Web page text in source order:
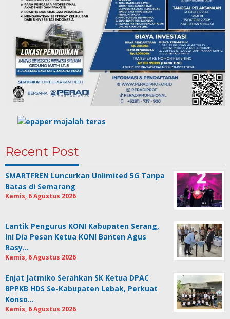
Recent Post
SMARTFREN Luncurkan Unlimited 5G Tanpa
Batas di Semarang
Kamis, 6 Agustus 2026
Lantik Pengurus KONI Kabupaten Serang,
Ini Dia Pesan Ketua KONI Banten Agus
Rasy…
Kamis, 6 Agustus 2026
Enjat Jatmiko Serahkan SK Ketua DPAC
BPPKB HDS Se-Kabupaten Lebak, Perkuat
Konso…
Kamis, 6 Agustus 2026